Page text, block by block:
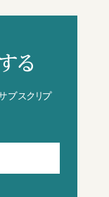
る
ブスクリプ